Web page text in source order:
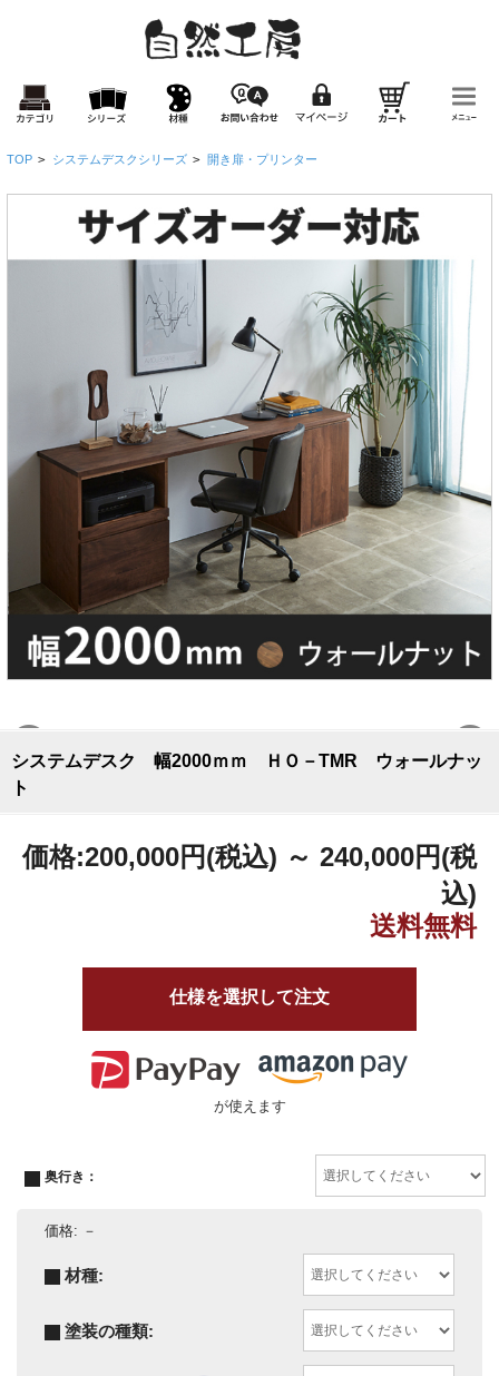
TOP > システムデスクシリーズ > 開き扉・プリンター
システムデスク 幅2000ｍｍ ＨＯ－TMR ウォールナッ
ト
価格:200,000円(税込) ～ 240,000円(税
込)
仕様を選択して注文
が使えます
奥行き：
価格: －
材種:
塗装の種類: